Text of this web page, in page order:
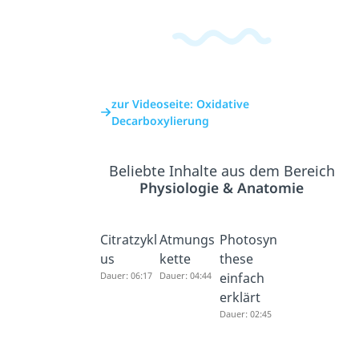
zur Videoseite: Oxidative
Decarboxylierung
Beliebte Inhalte aus dem Bereich
Physiologie & Anatomie
Citratzykl
us
Dauer: 06:17
Atmungs
kette
Dauer: 04:44
Photosyn
these
einfach
erklärt
Dauer: 02:45